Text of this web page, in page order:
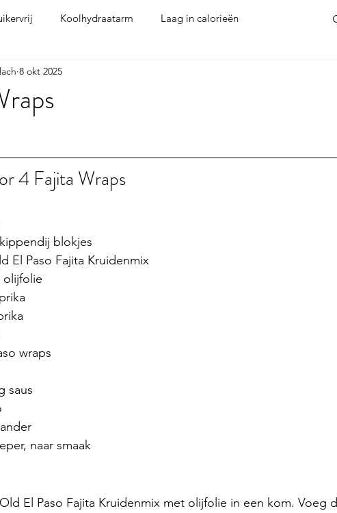
Koolhydraatarm Laag in calorieën
8 okt 2025
NaN uit 5 sterren.
4 Fajita Wraps
blokjes
El Paso Fajita Kruidenmix
olijfolie
wraps
saus
naar smaak
El Paso Fajita Kruidenmix met olijfolie in een kom. Voeg